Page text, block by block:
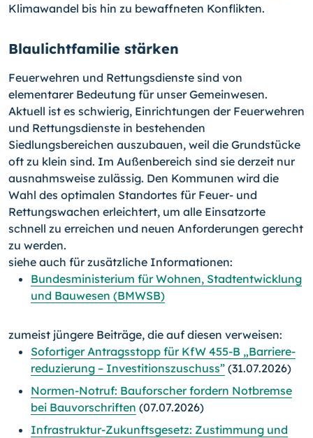
Klimawandel bis hin zu bewaffneten Konflikten.
Blaulichtfamilie stärken
Feuerwehren und Rettungsdienste sind von
elementarer Bedeutung für unser Gemeinwesen.
Aktuell ist es schwierig, Einrichtungen der Feuerwehren
und Rettungsdienste in bestehenden
Siedlungsbereichen auszubauen, weil die Grundstücke
oft zu klein sind. Im Außenbereich sind sie derzeit nur
ausnahmsweise zulässig. Den Kommunen wird die
Wahl des optimalen Standortes für Feuer- und
Rettungswachen erleichtert, um alle Einsatzorte
schnell zu erreichen und neuen Anforderungen gerecht
zu werden.
siehe auch für zusätzliche Informationen:
Bundesministerium für Wohnen, Stadtentwicklung
und Bauwesen (BMWSB)
zumeist jüngere Beiträge, die auf diesen verweisen:
Sofortiger Antragsstopp für KfW 455-B „Barriere­
reduzierung – Investitions­zuschuss” (31.07.2026)
Normen-Notruf: Bauforscher fordern Notbremse
bei Bauvorschriften (07.07.2026)
Infrastruktur-Zukunftsgesetz: Zustimmung und